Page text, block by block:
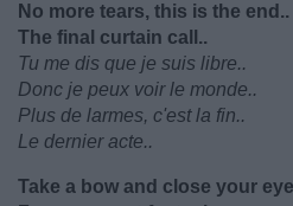
No more tears, this is the end..
The final curtain call..
Tu me dis que je suis libre..
Donc je peux voir le monde..
Plus de larmes, c'est la fin..
Le dernier acte..
Take a bow and close your